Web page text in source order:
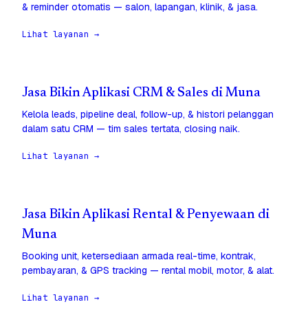
& reminder otomatis — salon, lapangan, klinik, & jasa.
Lihat layanan →
Jasa Bikin Aplikasi CRM & Sales di Muna
Kelola leads, pipeline deal, follow-up, & histori pelanggan
dalam satu CRM — tim sales tertata, closing naik.
Lihat layanan →
Jasa Bikin Aplikasi Rental & Penyewaan di
Muna
Booking unit, ketersediaan armada real-time, kontrak,
pembayaran, & GPS tracking — rental mobil, motor, & alat.
Lihat layanan →